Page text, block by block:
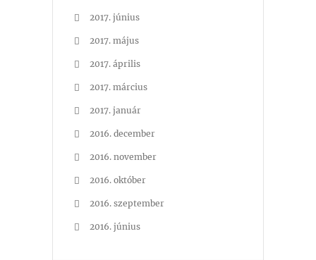
2017. június
2017. május
2017. április
2017. március
2017. január
2016. december
2016. november
2016. október
2016. szeptember
2016. június